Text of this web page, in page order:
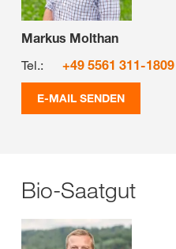
Markus Molthan
Tel.:
+49 5561 311-1809
E-MAIL SENDEN
Bio-Saatgut